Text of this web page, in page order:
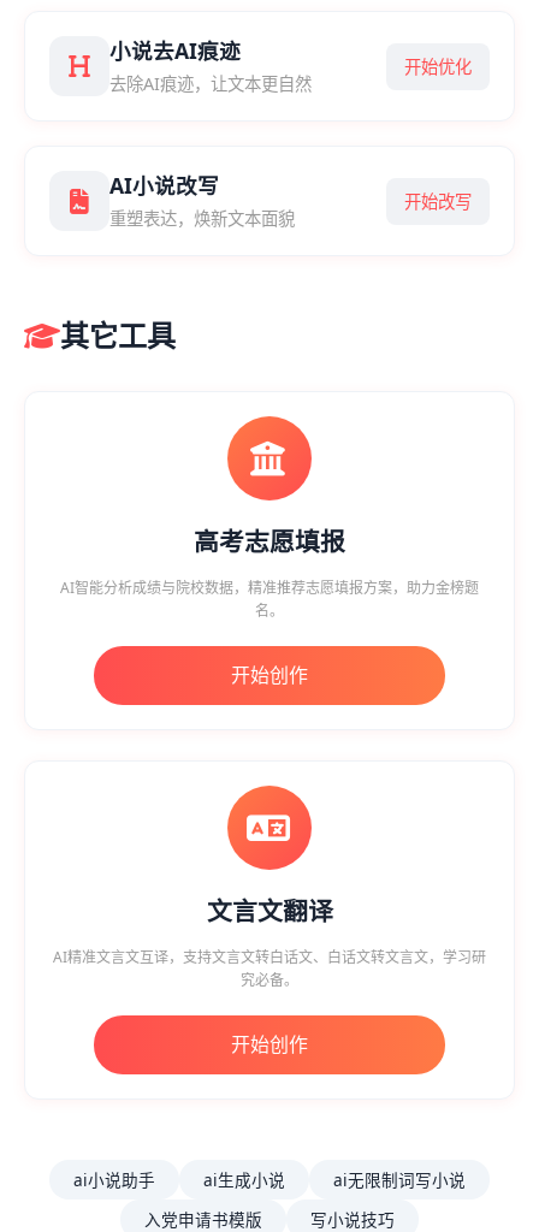
小说去AI痕迹
去除AI痕迹，让文本更自然
开始优化
AI小说改写
重塑表达，焕新文本面貌
开始改写
其它工具
高考志愿填报
AI智能分析成绩与院校数据，精准推荐志愿填报方案，助力金榜题
名。
开始创作
文言文翻译
AI精准文言文互译，支持文言文转白话文、白话文转文言文，学习研
究必备。
开始创作
ai小说助手 ai生成小说
ai无限制词写小说
入党申请书模版
写小说技巧